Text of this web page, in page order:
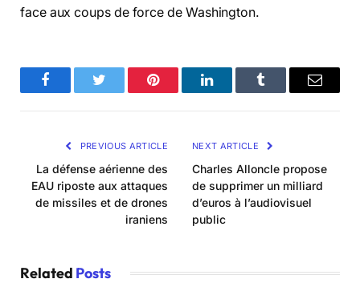
face aux coups de force de Washington.
FacebookTwitter Pinterest LinkedInTumblr Email
PREVIOUS ARTICLE
La défense aérienne des
EAU riposte aux attaques
de missiles et de drones
iraniens
NEXT ARTICLE
Charles Alloncle propose
de supprimer un milliard
d’euros à l’audiovisuel
public
Related Posts